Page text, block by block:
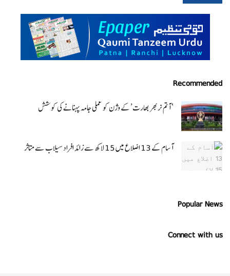
Recommended
‘ آتم نربھر بھارت’ کے وژن کو عملی جامہ پہنانے کی کوشش
آسام کے 13 اضلاع میں 15 لاکھ سے زائد افراد سیلاب سے متاثر
Popular News
Connect with us